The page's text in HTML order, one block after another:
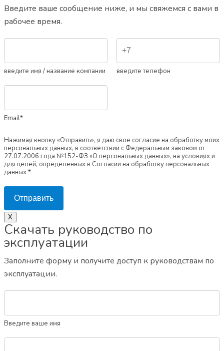
Введите ваше сообщение ниже, и мы свяжемся с вами в
рабочее время.
введите имя / название компании введите телефон
Email*
Нажимая кнопку «Отправить», я даю свое согласие на обработку моих
персональных данных, в соответствии с Федеральным законом от
27.07.2006 года №152-ФЗ «О персональных данных», на условиях и
для целей, определенных в Согласии на обработку персональных
данных *
Отправить
X
Скачать руководство по
эксплуатации
Заполните форму и получите доступ к руководствам по
эксплуатации.
Введите ваше имя